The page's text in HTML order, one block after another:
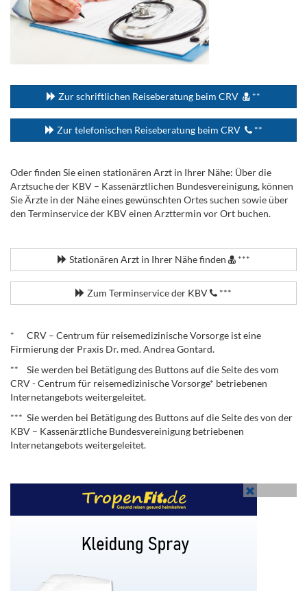
Zur schriftlichen Reiseberatung beim CRV **
Zur telefonischen Reiseberatung beim CRV **
Oder finden Sie einen stationären Arzt in Ihrer Nähe: Über die
Arztsuche der KBV – Kassenärztlichen Bundesvereinigung, können
Sie Ärzte in der Nähe eines gewünschten Ortes suchen sowie über
den Terminservice der KBV einen Arzttermin vor Ort buchen.
Stationären Arzt in Ihrer Nähe finden ***
Zum Terminservice der KBV ***
* CRV – Centrum für reisemedizinische Vorsorge ist eine
Firmierung der Praxis Dr. med. Andrea Gontard.
** Sie werden bei Betätigung des Buttons auf die Seite des vom
CRV - Centrum für reisemedizinische Vorsorge* betriebenen
Internetangebots weitergeleitet.
*** Sie werden bei Betätigung des Buttons auf die Seite des von der
KBV – Kassenärztliche Bundesvereinigung betriebenen
Internetangebots weitergeleitet.